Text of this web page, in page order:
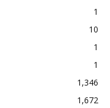
1
10
1
1
1,346
1,672